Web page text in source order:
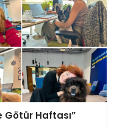
Götür Haftası”